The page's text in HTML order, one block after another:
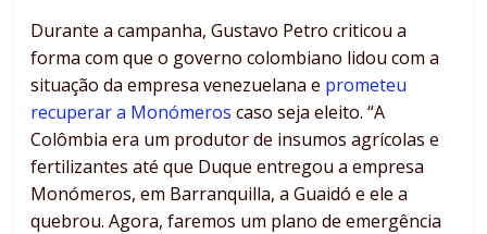
Durante a campanha, Gustavo Petro criticou a
forma com que o governo colombiano lidou com a
situação da empresa venezuelana e prometeu
recuperar a Monómeros caso seja eleito. “A
Colômbia era um produtor de insumos agrícolas e
fertilizantes até que Duque entregou a empresa
Monómeros, em Barranquilla, a Guaidó e ele a
quebrou. Agora, faremos um plano de emergência